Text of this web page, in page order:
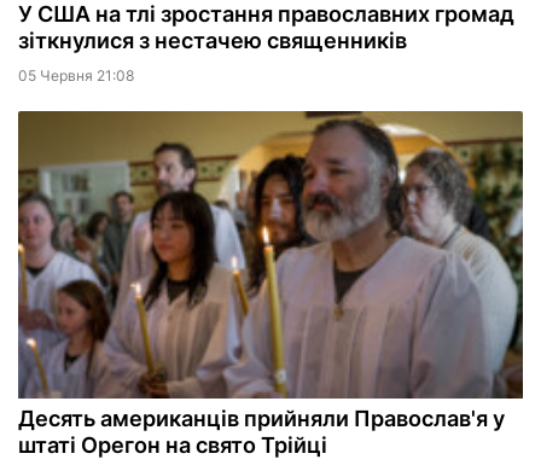
У США на тлі зростання православних громад
зіткнулися з нестачею священників
05 Червня 21:08
Десять американців прийняли Православ'я у
штаті Орегон на свято Трійці